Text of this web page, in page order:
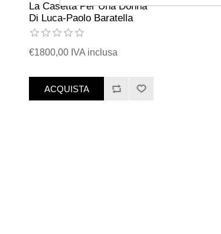
La Casetta Per Una Donna
Di Luca-Paolo Baratella
€1800,00 IVA inclusa
ACQUISTA